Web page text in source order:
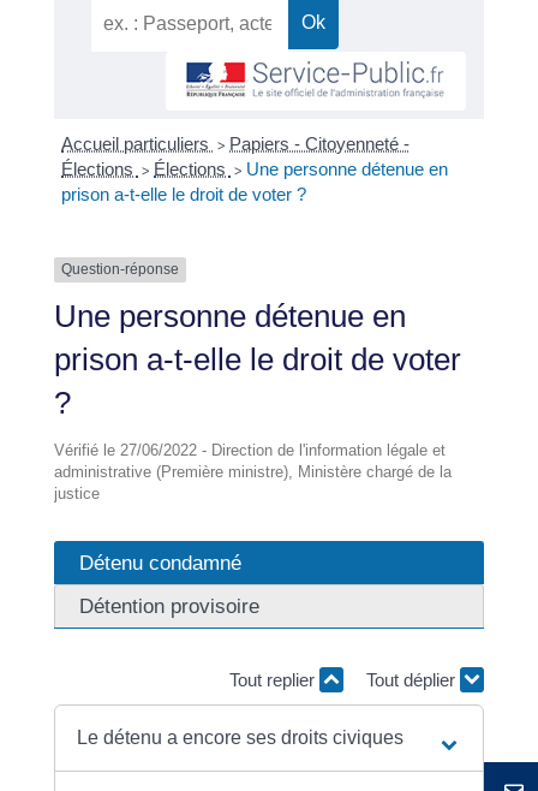
Accueil particuliers > Papiers - Citoyenneté -
Élections > Élections > Une personne détenue en
prison a-t-elle le droit de voter ?
Question-réponse
Une personne détenue en
prison a-t-elle le droit de voter
?
Vérifié le 27/06/2022 - Direction de l'information légale et
administrative (Première ministre), Ministère chargé de la
justice
Détenu condamné
Détention provisoire
Tout replier Tout déplier
Le détenu a encore ses droits civiques